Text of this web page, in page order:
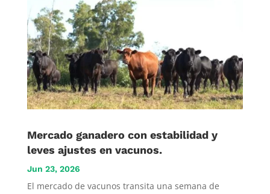
Mercado ganadero con estabilidad y
leves ajustes en vacunos.
Jun 23, 2026
El mercado de vacunos transita una semana de